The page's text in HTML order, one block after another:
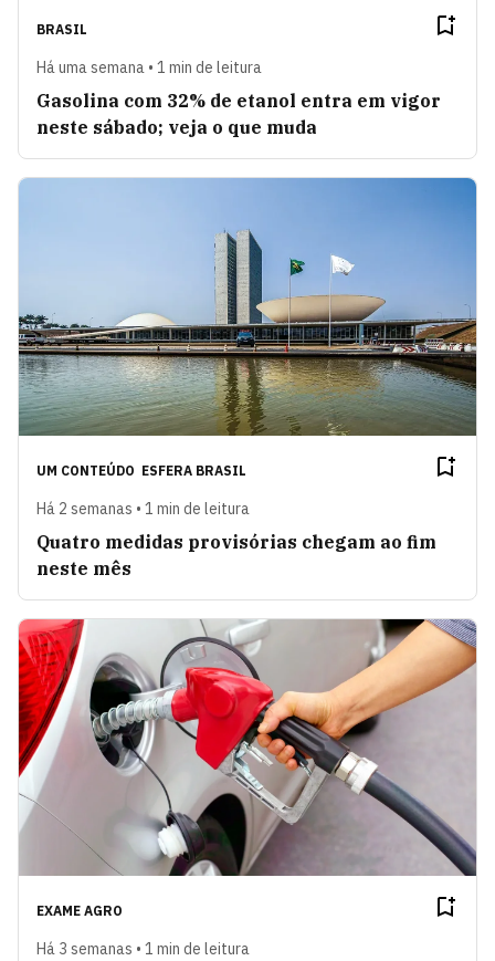
BRASIL
Há uma semana • 1 min de leitura
Gasolina com 32% de etanol entra em vigor
neste sábado; veja o que muda
UM CONTEÚDO ESFERA BRASIL
Há 2 semanas • 1 min de leitura
Quatro medidas provisórias chegam ao fim
neste mês
EXAME AGRO
Há 3 semanas • 1 min de leitura